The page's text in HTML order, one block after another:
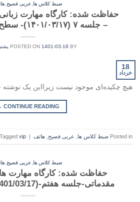
ضبط کلاس ها عربی فصیح
حفاظت شده: کارگاه مهارت
– جلسه ۷ (۱۴۰۱/۰۳/۱۷)- سطح مبتدی گروه 1
POSTED ON 1401-03-18 BY
18
خرداد
هیچ چکیده‌ای موجود نیست زیرا‌این یک
CONTINUE READING
Posted in ضبط کلاس ها عربی فصیح هاتف |
Tagged vip
ضبط کلاس ها,عربی فصیح,
حفاظت شده: کارگاه مهارت
مقدماتی-جلسه هفتم-(1401/03/17)-استاد سجادی